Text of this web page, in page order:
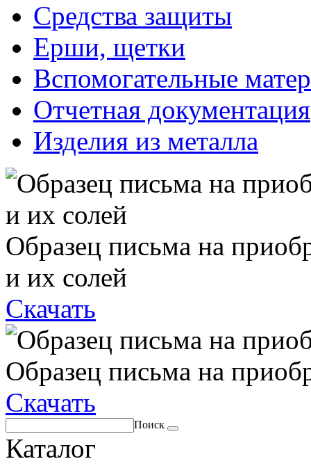
Средства защиты
Ерши, щетки
Вспомогательные
Отчетная документация
Изделия из металла
Образец письма на
и их солей
Скачать
Образец письма на
Скачать
Поиск
Каталог